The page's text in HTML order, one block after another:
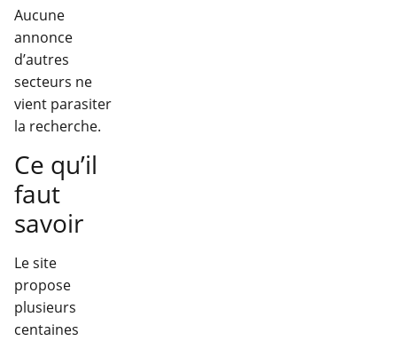
Aucune
annonce
d’autres
secteurs ne
vient parasiter
la recherche.
Ce qu’il
faut
savoir
Le site
propose
plusieurs
centaines